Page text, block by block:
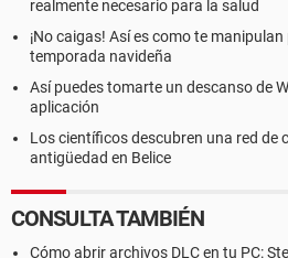
realmente necesario para la salud
¡No caigas! Así es como te
temporada navideña
Así puedes tomarte un descanso de
aplicación
Los científicos descubren una red de
antigüedad en Belice
CONSULTA TAMBIÉN
Cómo abrir archivos DLC en tu PC: